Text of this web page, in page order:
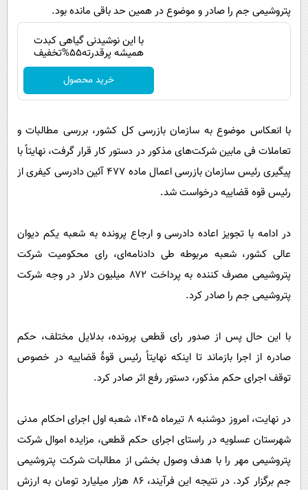
پتروشیمی جم را صادر و موضوع در همین حد باقی مانده بود.
با این نوشیدنی گیاهی کبدت
همیشه پرقدرته55%تخفیف
خرید محصول
با انعکاس موضوع به سازمان بازرسی کل کشور، بررسی مطالبات و
تعاملات فی مابین شرکت‌های مذکور در دستور کار قرار گرفت، نهایتاً با
پیگیری رئیس سازمان بازرسی اعمال ماده ۴۷۷ آئین دادرسی کیفری از
رئیس قوه قضاییه درخواست شد.
در ادامه با تجویز اعاده دادرسی و ارجاع پرونده به شعبه یکم دیوان
عالی کشور، شعبه مربوطه طی دادنامه‌ای، رای محکومیت شرکت
پتروشیمی مصرف کننده به پرداخت ۸۷۲ میلیون دلار در وجه شرکت
پتروشیمی جم را صادر کرد.
با این حال پس از صدور رای قطعی پرونده، بدلایل مختلف، حکم
صادره از اجرا بازماند تا اینکه نهایتاً رئیس قوۀ قضاییه در خصوص
توقف اجرای حکم مذکور، دستور رفع اثر صادر کرد.
در نهایت، امروز دوشنبه ۸ تیرماه ۱۴۰۵، شعبه اول اجرای احکام مدنی
شهرستان عسلویه در راستای اجرای حکم قطعی، مزایده اموال شرکت
پتروشیمی مهر را با هدف وصول بخشی از مطالبات شرکت پتروشیمی
جم برگزار کرد. در نتیجه این فرآیند، ۸۶ هزار میلیارد تومان به ارزش